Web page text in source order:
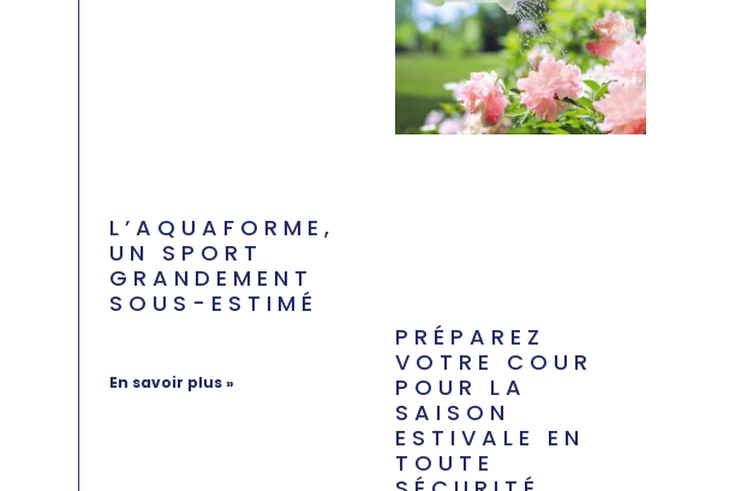
L’AQUAFORME,
UN SPORT
GRANDEMENT
SOUS-ESTIMÉ
En savoir plus »
PRÉPAREZ
VOTRE COUR
POUR LA
SAISON
ESTIVALE EN
TOUTE